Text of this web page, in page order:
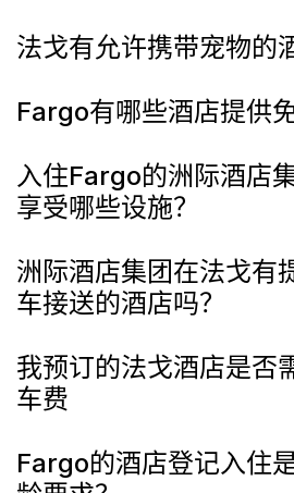
法戈有允许携带宠物的
Fargo有哪些酒店提供
入住Fargo的洲际酒店
享受哪些设施？
洲际酒店集团在法戈有
车接送的酒店吗？
我预订的法戈酒店是否
车费
Fargo的酒店登记入住